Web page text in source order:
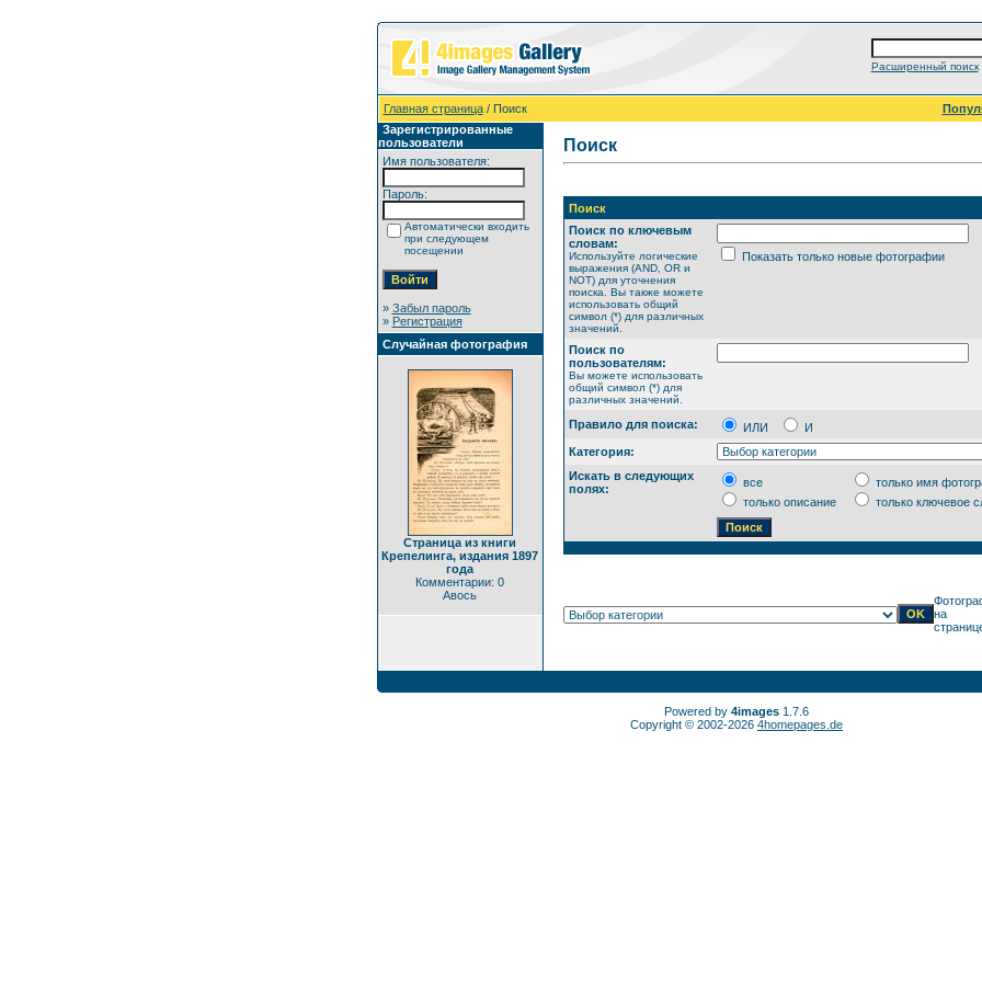
Расширенный поиск
Главная страница/ Поиск
Зарегистрированные
пользователи
Имя пользователя:
Пароль:
Автоматически входить
при следующем
посещении
» Забыл пароль
» Регистрация
Случайная фотография
Страница из книги
Крепелинга, издания 1897
года
Комментарии: 0
Авось
Поиск
Поиск
Поиск по ключевым
словам:
Используйте логические
выражения (AND, OR и
NOT) для уточнения
поиска. Вы также можете
использовать общий
символ (*) для различных
значений.
Показать только новые фотографии
Поиск по
пользователям:
Вы можете использовать
общий символ (*) для
различных значений.
Правило для поиска: ИЛИ
И
Категория:
Искать в следующих
полях:
все
только имя
только описание
только ключевое
на
Powered by 4images 1.7.6
Copyright © 2002-2026 4homepages.de